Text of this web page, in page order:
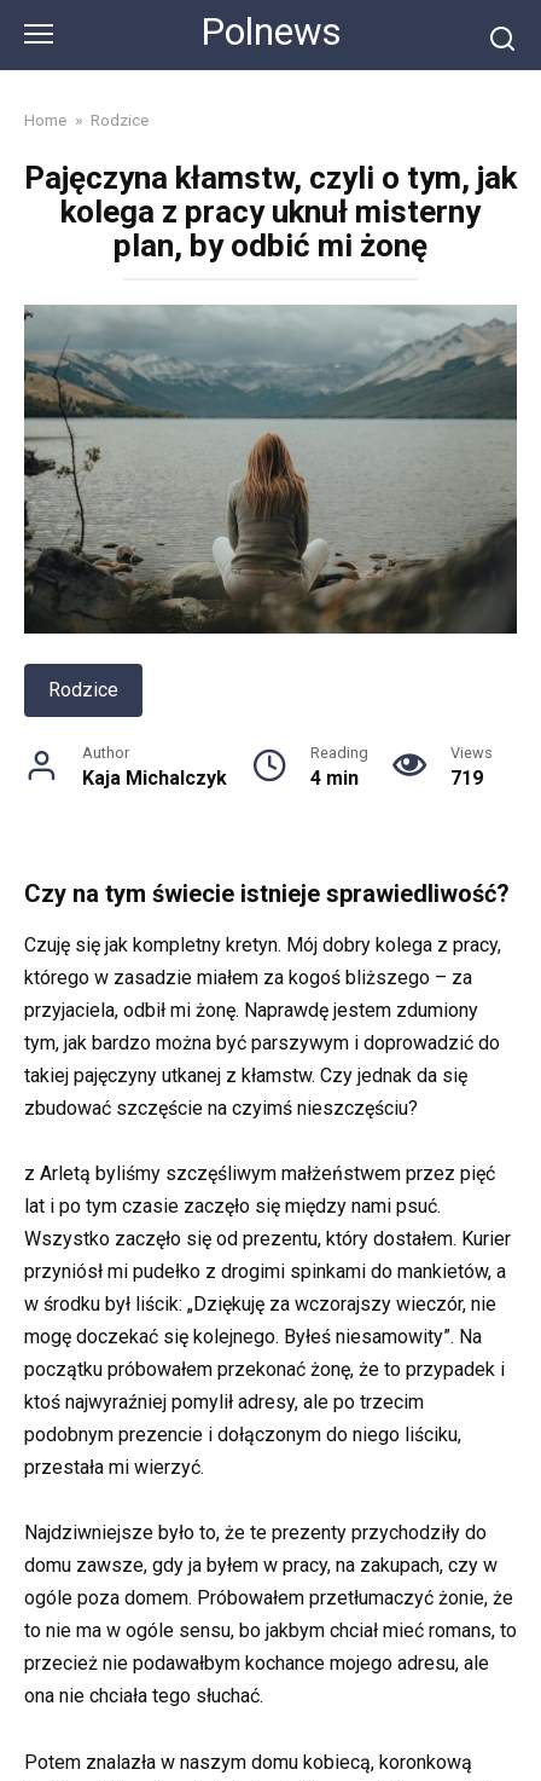
content
Polnews
Home » Rodzice
Pajęczyna kłamstw, czyli o tym, jak
kolega z pracy uknuł misterny
plan, by odbić mi żonę
Rodzice
Author
Kaja Michalczyk
Reading
4 min
Views
719
Czy na tym świecie istnieje sprawiedliwość?
Czuję się jak kompletny kretyn. Mój dobry kolega z pracy,
którego w zasadzie miałem za kogoś bliższego – za
przyjaciela, odbił mi żonę. Naprawdę jestem zdumiony
tym, jak bardzo można być parszywym i doprowadzić do
takiej pajęczyny utkanej z kłamstw. Czy jednak da się
zbudować szczęście na czyimś nieszczęściu?
z Arletą byliśmy szczęśliwym małżeństwem przez pięć
lat i po tym czasie zaczęło się między nami psuć.
Wszystko zaczęło się od prezentu, który dostałem. Kurier
przyniósł mi pudełko z drogimi spinkami do mankietów, a
w środku był liścik: „Dziękuję za wczorajszy wieczór, nie
mogę doczekać się kolejnego. Byłeś niesamowity”. Na
początku próbowałem przekonać żonę, że to przypadek i
ktoś najwyraźniej pomylił adresy, ale po trzecim
podobnym prezencie i dołączonym do niego liściku,
przestała mi wierzyć.
Najdziwniejsze było to, że te prezenty przychodziły do
domu zawsze, gdy ja byłem w pracy, na zakupach, czy w
ogóle poza domem. Próbowałem przetłumaczyć żonie, że
to nie ma w ogóle sensu, bo jakbym chciał mieć romans, to
przecież nie podawałbym kochance mojego adresu, ale
ona nie chciała tego słuchać.
Potem znalazła w naszym domu kobiecą, koronkową